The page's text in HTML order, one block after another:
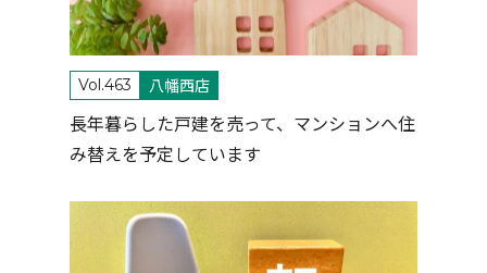
Vol.463 八幡西店
長年暮らした戸建を売って、マンションへ住
み替えを予定しています